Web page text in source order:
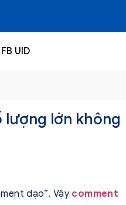
UID
lượng lớn không
dạo”. Vậy comment